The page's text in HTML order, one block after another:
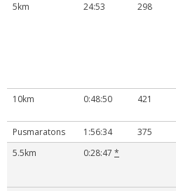
5km
24:53 298
10km
0:48:50 421
Pusmaratons
1:56:34 375
5.5km
0:28:47 *